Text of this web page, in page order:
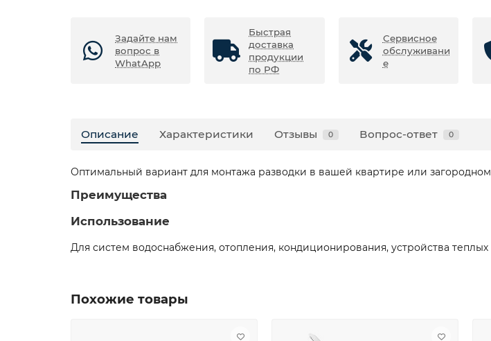
Задайте нам
вопрос в
WhatApp
Быстрая
доставка
продукции
по РФ
Сервисное
обслуживани
е
Описание Характеристики Отзывы 0 Вопрос-ответ 0
Оптимальный вариант для монтажа разводки в вашей квартире или
Преимущества
Использование
Для систем водоснабжения, отопления, кондиционирования, устройства
Похожие товары